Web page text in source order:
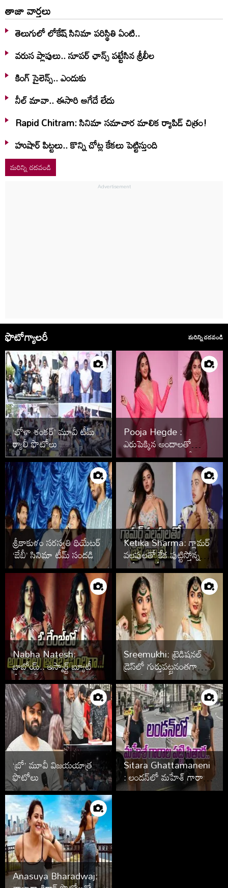
తాజా వార్తలు
తెలుగులో లోకేష్ సినిమా పరిస్థితి ఏంటి..
వరుస ప్లాపులు.. సూపర్ ఛాన్స్ పట్టేసిన శ్రీలీల
కింగ్ సైలెన్స్.. ఎందుకు
నీల్ మావా.. ఈసారి ఆగేదే లేదు
Rapid Chitram: సినిమా సమాచార మాలిక ర్యాపిడ్ చిత్రం!
హుషార్‌ పిట్టలు.. కొన్ని చోట్ల కేకలు పెట్టిస్తుంది
మరిన్ని చదవండి
ఫొటోగ్యాలరీ మరిన్ని చదవండి
‘భోళా శంకర్’ మూవీ టీమ్
ర్యాలీ ఫొటోలు
Pooja Hegde :
ఎరుపెక్కిన అందాలతో
క‌వ్విస్తోన్న పూజా హెగ్డే..!
శ్రీకాకుళం సరస్వతి థియేటర్
‘బేబీ’ సినిమా టీమ్ సందడి
Ketika Sharma: గ్లామర్
వలపులతో కేక పుట్టిస్తోన్న
‘బ్రో’ బ్యూటీ..!
Nabha Natesh:
బాబోయ్.. ఇస్మార్ట్ బ్యూటీ ఓ
రేంజ్‌లో అందాలు
ఆరబోసిందిగా..!
Sreemukhi: ట్రెడిషనల్‌
డ్రెస్‌లో గుర్తుపట్టనంతగా
మారిపోయిన శ్రీముఖిని
చూశారా..?
‘బ్రో’ మూవీ విజయయాత్ర
ఫొటోలు
Sitara Ghattamaneni
: లండన్‌లో మహేశ్‌ గారాల
పట్టి సితార..!
Anasuya Bharadwaj: